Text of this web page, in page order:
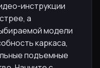
инструкции
а
модели
каркаса,
подъемные